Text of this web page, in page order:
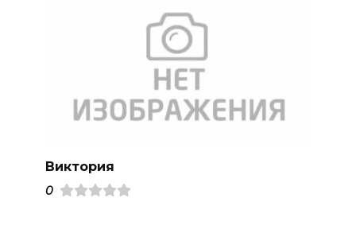
Виктория
0